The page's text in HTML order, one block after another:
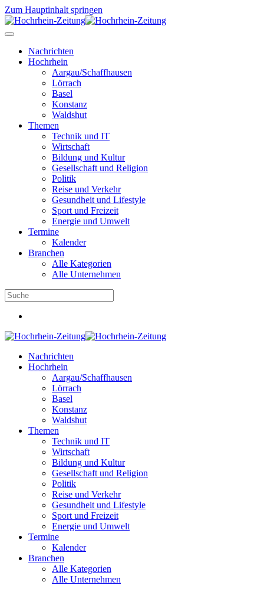
Zum Hauptinhalt springen
Nachrichten
Hochrhein
Aargau/Schaffhausen
Lörrach
Basel
Konstanz
Waldshut
Themen
Technik und IT
Wirtschaft
Bildung und Kultur
Gesellschaft und Religion
Politik
Reise und Verkehr
Gesundheit und Lifestyle
Sport und Freizeit
Energie und Umwelt
Termine
Kalender
Branchen
Alle Kategorien
Alle Unternehmen
Nachrichten
Hochrhein
Aargau/Schaffhausen
Lörrach
Basel
Konstanz
Waldshut
Themen
Technik und IT
Wirtschaft
Bildung und Kultur
Gesellschaft und Religion
Politik
Reise und Verkehr
Gesundheit und Lifestyle
Sport und Freizeit
Energie und Umwelt
Termine
Kalender
Branchen
Alle Kategorien
Alle Unternehmen